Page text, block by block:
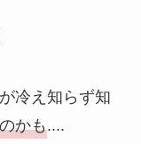
冷え知らず知
かも....